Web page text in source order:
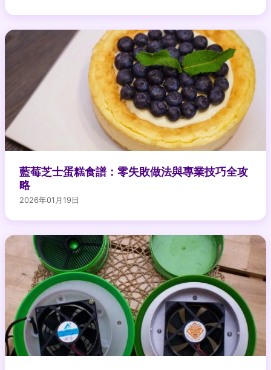
藍莓芝士蛋糕食譜：零失敗做法與專業技巧全攻
略
2026年01月19日